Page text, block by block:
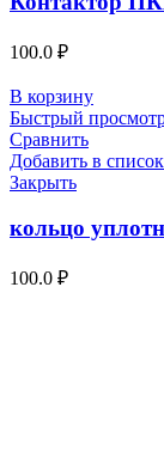
100.0 ₽
В корзину
Быстрый
Сравнить
Добавить в
Закрыть
кольцо
100.0 ₽